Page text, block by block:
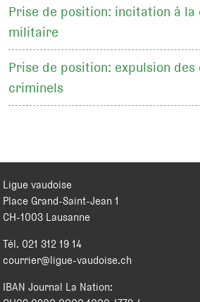
Prise de position: incitation à la
militaire
Prise de position: expulsion
criminels
Ligue vaudoise
Place Grand-Saint-Jean 1
CH-1003 Lausanne
Tél. 021 312 19 14
courrier@ligue-vaudoise.ch
IBAN Journal La Nation: